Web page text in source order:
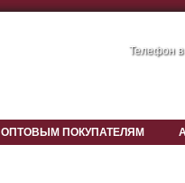
Телефон
ОПТОВЫМ ПОКУПАТЕЛЯМ